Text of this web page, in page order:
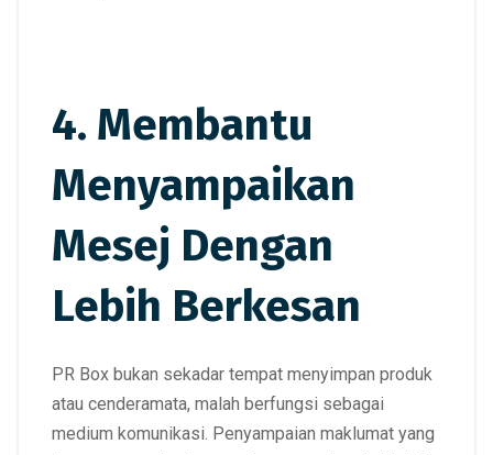
4. Membantu
Menyampaikan
Mesej Dengan
Lebih Berkesan
PR Box bukan sekadar tempat menyimpan produk
atau cenderamata, malah berfungsi sebagai
medium komunikasi. Penyampaian maklumat yang